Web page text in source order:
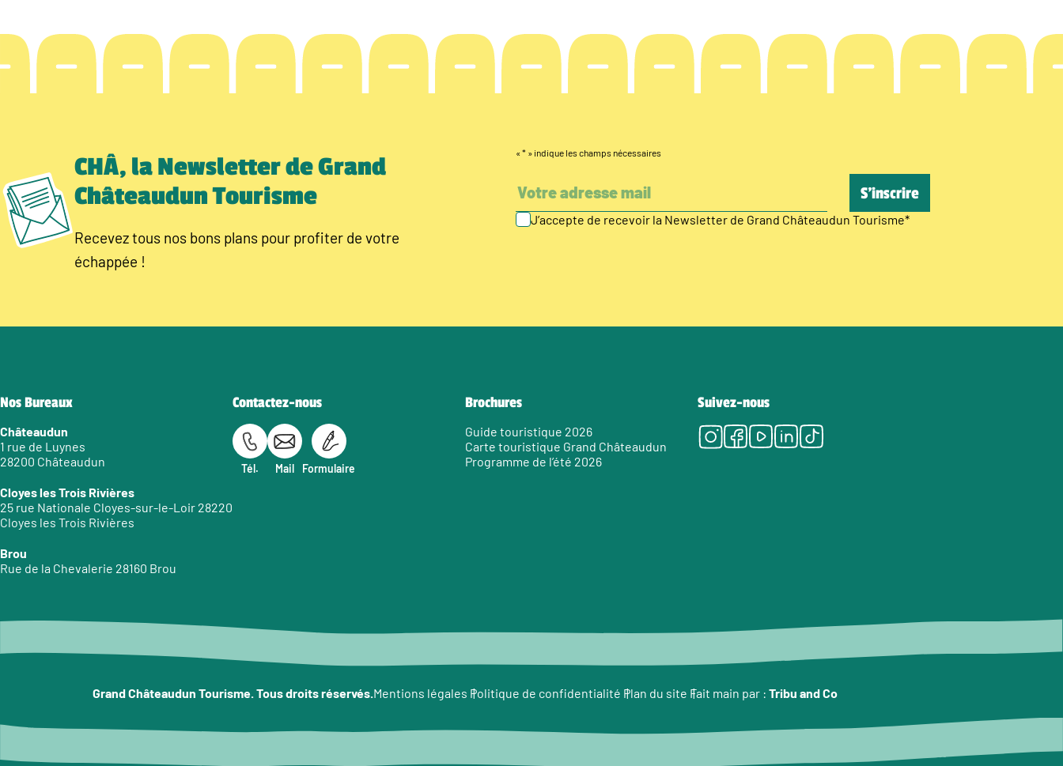
CHÂ, la Newsletter de Grand
Châteaudun Tourisme
Recevez tous nos bons plans pour profiter de votre
échappée !
« * » indique les champs nécessaires
J’accepte de recevoir la Newsletter de Grand Châteaudun Tourisme*
Nos Bureaux
Châteaudun
1 rue de Luynes
28200 Châteaudun
Cloyes les Trois Rivières
25 rue Nationale Cloyes-sur-le-Loir 28220
Cloyes les Trois Rivières
Brou
Rue de la Chevalerie 28160 Brou
Contactez-nous
Tél. Mail Formulaire
Brochures
Guide touristique 2026
Carte touristique Grand Châteaudun
Programme de l’été 2026
Suivez-nous
Instagram
Facebook
Youtube
LinkedIn
Tiktok
Grand Châteaudun Tourisme. Tous droits réservés.Mentions légales Politique de confidentialité Plan du site Fait main par : Tribu and Co